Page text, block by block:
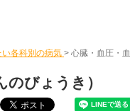
各科別の病気 > 心臓・血圧・
のびょうき）